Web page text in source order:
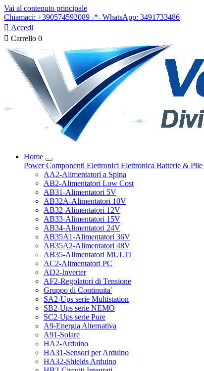
Vai al contenuto principale
Chiamaci: +390574592089 -*- WhatsApp: 3491733486
 Accedi
 Carrello 0
Home
PowerComponenti Elettronici Elettronica Batterie & Pile
AA2-Alimentatori a Spina
AB2-Alimentatori Low Cost
AB31-Alimentatori 5V
AB32A-Alimentatori 10V
AB32-Alimentatori 12V
AB33-Alimentatori 15V
AB34-Alimentatori 24V
AB35A1-Alimentatori 36V
AB35A2-Alimentatori 48V
AB35-Alimentatori MULTI
AC2-Alimentatori PC
AD2-Inverter
AF2-Regolatori di Tensione
Gruppo di Continuita'
SA2-Ups serie Multistation
SB2-Ups serie NEMO
SC2-Ups serie Pure
A9-Energia Alternativa
A91-Solare
HA2-Arduino
HA31-Sensori per Arduino
HA32-Shields Arduino